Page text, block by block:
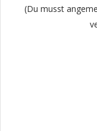
(Du musst